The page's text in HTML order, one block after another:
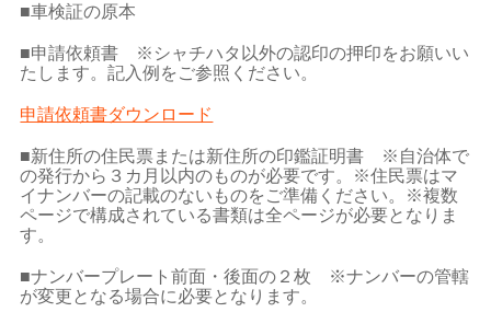
■車検証の原本
■申請依頼書 ※シャチハタ以外の認印の押印をお願いい
たします。記入例をご参照ください。
申請依頼書ダウンロード
■新住所の住民票または新住所の印鑑証明書 ※自治体で
の発行から３カ月以内のものが必要です。※住民票はマ
イナンバーの記載のないものをご準備ください。※複数
ページで構成されている書類は全ページが必要となりま
す。
■ナンバープレート前面・後面の２枚 ※ナンバーの管轄
が変更となる場合に必要となります。